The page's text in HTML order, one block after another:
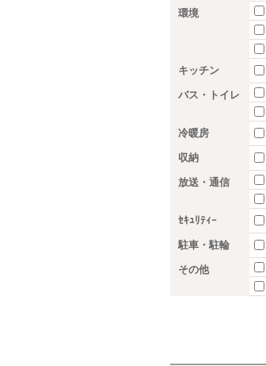
環境
キッチン
バス・トイレ
冷暖房
収納
放送・通信
ｾｷｭﾘﾃｨｰ
駐車・駐輪
その他